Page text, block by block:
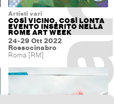
Artisti vari
COSÌ VICINO, COSÌ LONTA
EVENTO INSERITO NELLA
ROME ART WEEK
24-29 Ott 2022
Rossocinabro
Roma [RM]